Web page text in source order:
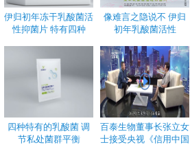
伊归初年冻干乳酸菌活
性抑菌片 特有四种
像难言之隐说不 伊归
初年乳酸菌活性
四种特有的乳酸菌 调
节私处菌群平衡
百泰生物董事长张立女
士接受央视《信用中国